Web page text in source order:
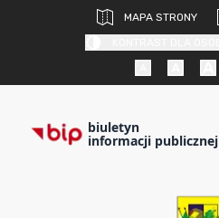
MAPA STRONY
biuletyn
informacji publicznej